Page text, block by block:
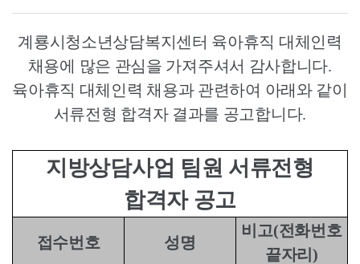
계룡시청소년상담복지센터 육아휴직 대체인력
채용에 많은 관심을 가져주셔서 감사합니다.
육아휴직 대체인력 채용과 관련하여 아래와 같이
서류전형 합격자 결과를 공고합니다.
지방상담사업 팀원 서류전형
합격자 공고
접수번호 성명
비고(전화번호
끝자리)